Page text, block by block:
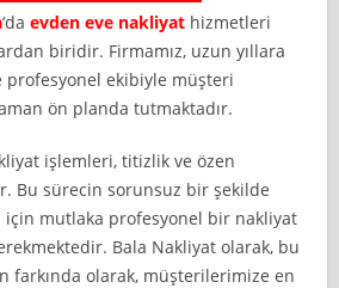
‘daevden eve nakliyat hizmetleri
biridir. Firmamız, uzun yıllara
profesyonel ekibiyle müşteri
ön planda tutmaktadır.
işlemleri, titizlik ve özen
Bu sürecin sorunsuz bir şekilde
mutlaka profesyonel bir nakliyat
Bala Nakliyat olarak, bu
farkında olarak, müşterilerimize en